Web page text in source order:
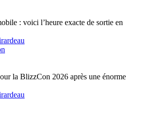
: voici l’heure exacte de sortie en
la BlizzCon 2026 après une énorme